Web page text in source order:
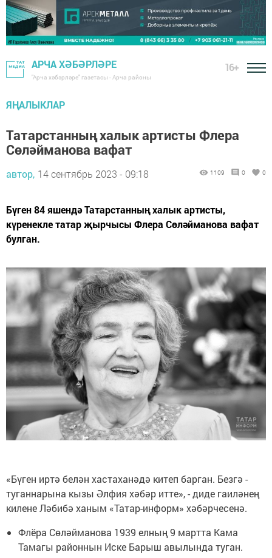
АРЧА ХӘБӘРЛӘРЕ
"Арча хәбәрләре" газетасы - Арча районы
16+
ЯҢАЛЫКЛАР
Татарстанның халык артисты Флера
Сөләйманова вафат
автор, 14 сентябрь 2023 - 09:18 1109 0 0
Бүген 84 яшендә Татарстанның халык артисты,
күренекле татар җырчысы Флера Сөләйманова вафат
булган.
«Бүген иртә белән хастаханәдә китеп барган. Безгә -
туганнарына кызы Әлфия хәбәр итте», - диде гаиләнең
килене Ләбибә ханым «Татар-информ» хәбәрчесенә.
Флёра Сөләйманова 1939 елның 9 мартта Кама
Тамагы районнын Иске Барыш авылында туган.